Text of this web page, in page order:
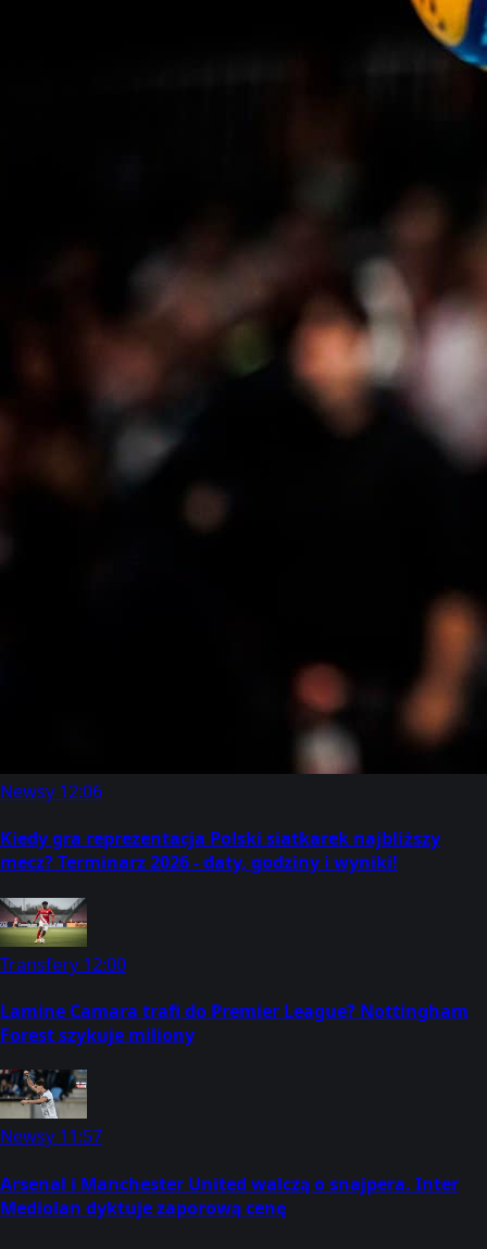
Newsy 12:06
Kiedy gra reprezentacja Polski siatkarek najbliższy
mecz? Terminarz 2026 - daty, godziny i wyniki!
Transfery 12:00
Lamine Camara trafi do Premier League? Nottingham
Forest szykuje miliony
Newsy 11:57
Arsenal i Manchester United walczą o snajpera. Inter
Mediolan dyktuje zaporową cenę